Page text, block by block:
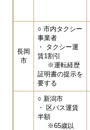
長岡
市
○ 市内タクシー
事業者
・ タクシー運
賃1割引
※運転経歴
証明書の提示を
要する
○ 新潟市
・ 区バス運賃
半額
※65歳以